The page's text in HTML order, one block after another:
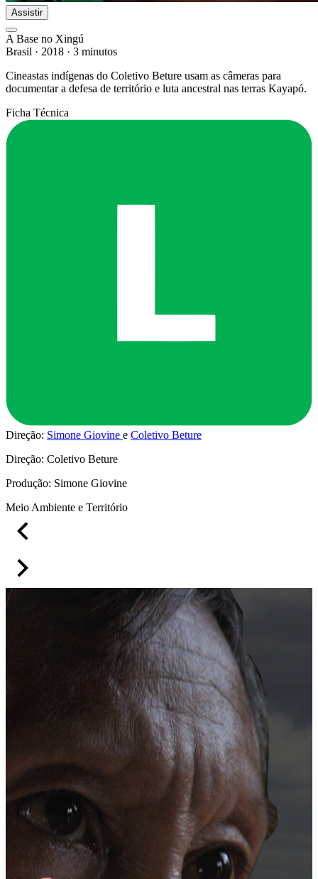
Assistir
A Base no Xingú
Brasil · 2018 · 3 minutos
Cineastas indígenas do Coletivo Beture usam as câmeras para
documentar a defesa de território e luta ancestral nas terras Kayapó.
Ficha Técnica
Direção: Simone Giovine
Coletivo Beture
Direção: Coletivo Beture
Produção: Simone Giovine
Meio Ambiente e Território